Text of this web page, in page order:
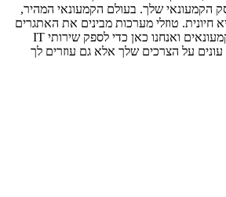
הקמעונאי שלך. בעולם הקמעונאי המהיר,
חיונית. טוזלי מערכות מבינים את האתגרים
הייחודיים העומדים בפני קמעונאים ואנחנו כאן כדי לספק שירותי IT
על הצרכים שלך אלא גם עוזרים לך